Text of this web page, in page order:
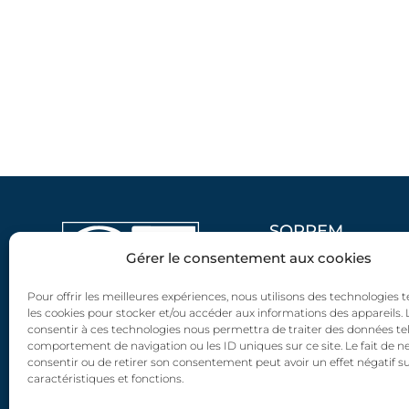
Gérer le consentement aux cookies
Pour offrir les meilleures expériences, nous utilisons des technologies
les cookies pour stocker et/ou accéder aux informations des appareils.
consentir à ces technologies nous permettra de traiter des données
comportement de navigation ou les ID uniques sur ce site. Le fait de
consentir ou de retirer son consentement peut avoir un effet négatif
caractéristiques et fonctions.
SOPREM
Dépannage
L'entreprise